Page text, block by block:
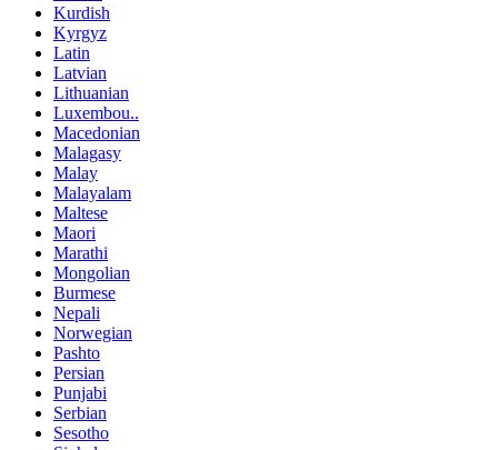
Kurdish
Kyrgyz
Latin
Latvian
Lithuanian
Luxembou..
Macedonian
Malagasy
Malay
Malayalam
Maltese
Maori
Marathi
Mongolian
Burmese
Nepali
Norwegian
Pashto
Persian
Punjabi
Serbian
Sesotho